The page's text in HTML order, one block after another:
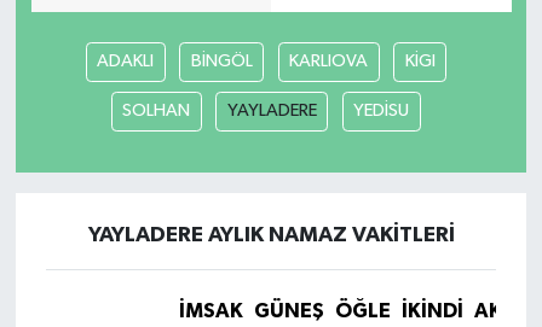
ADAKLI BİNGÖL KARLIOVA KİGI
SOLHAN YAYLADERE YEDİSU
YAYLADERE AYLIK NAMAZ VAKITLERI
İMSAK GÜNEŞ ÖĞLE İKINDI